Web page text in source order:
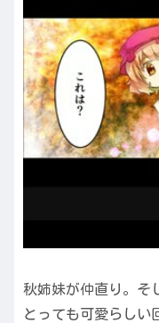
秋姉妹が仲直り。
とっても可愛らしい